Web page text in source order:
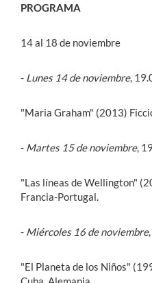
PROGRAMA
14 al 18 de noviembre
- Lunes 14 de noviembre,
"Maria Graham" (2013)
- Martes 15 de noviembre,
"Las líneas de Wellington"
Francia-Portugal.
- Miércoles 16 de noviembre
"El Planeta de los Niños"